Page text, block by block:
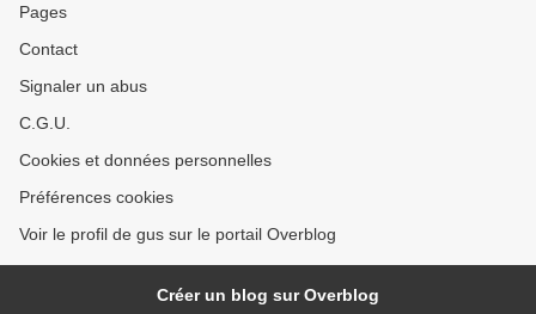
Pages
Contact
Signaler un abus
C.G.U.
Cookies et données personnelles
Préférences cookies
Voir le profil de gus sur le portail Overblog
Créer un blog sur Overblog